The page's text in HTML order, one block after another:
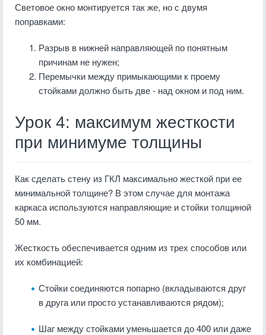
Световое окно монтируется так же, но с двумя
поправками:
Разрыв в нижней направляющей по понятным
причинам не нужен;
Перемычки между примыкающими к проему
стойками должно быть две - над окном и под ним.
Урок 4: максимум жесткости
при минимуме толщины
Как сделать стену из ГКЛ максимально жесткой при ее
минимальной толщине? В этом случае для монтажа
каркаса используются направляющие и стойки толщиной
50 мм.
Жесткость обеспечивается одним из трех способов или
их комбинацией:
Стойки соединяются попарно (вкладываются друг
в друга или просто устанавливаются рядом);
Шаг между стойками уменьшается до 400 или даже